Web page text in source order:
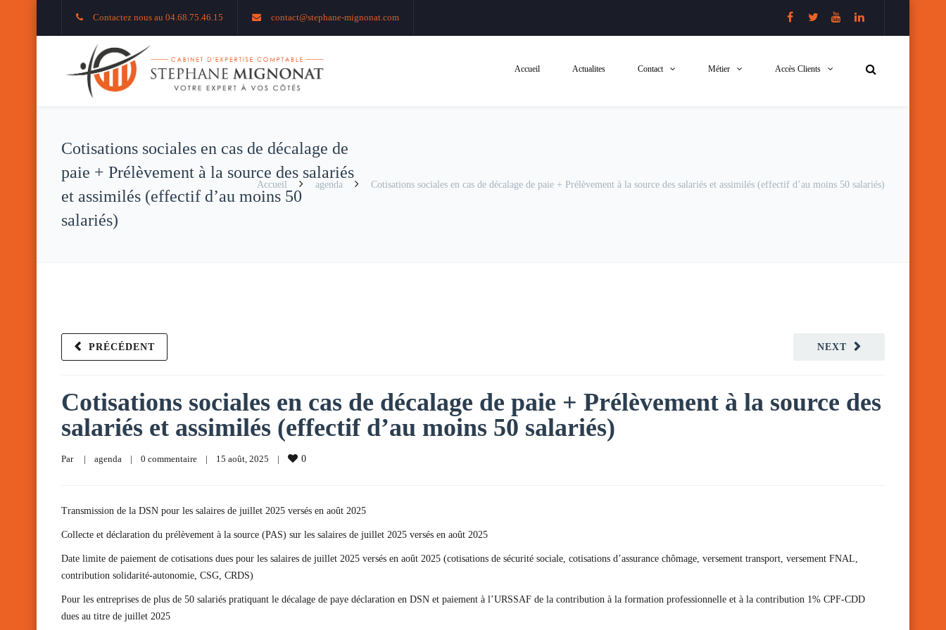
Contactez nous au 04.68.75.46.15 contact@stephane-mignonat.com
Accueil Actualites Contact Métier Accès Clients
Cotisations sociales en cas de décalage de
paie + Prélèvement à la source des salariés
et assimilés (effectif d’au moins 50
salariés)
Accueil agenda Cotisations sociales en cas de décalage de paie + Prélèvement à la source des salariés et assimilés (effectif d’au moins 50 salariés)
NEXT
PRÉCÉDENT
Cotisations sociales en cas de décalage de paie + Prélèvement à la source des
salariés et assimilés (effectif d’au moins 50 salariés)
Par | agenda | 0 commentaire | 15 août, 2025 | 0
Transmission de la DSN pour les salaires de juillet 2025 versés en août 2025
Collecte et déclaration du prélèvement à la source (PAS) sur les salaires de juillet 2025 versés en août 2025
Date limite de paiement de cotisations dues pour les salaires de juillet 2025 versés en août 2025 (cotisations de sécurité sociale, cotisations d’assurance chômage, versement transport, versement FNAL,
contribution solidarité-autonomie, CSG, CRDS)
Pour les entreprises de plus de 50 salariés pratiquant le décalage de paye déclaration en DSN et paiement à l’URSSAF de la contribution à la formation professionnelle et à la contribution 1% CPF-CDD
dues au titre de juillet 2025